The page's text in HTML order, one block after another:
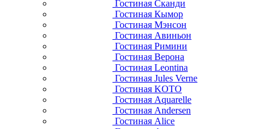
Гостиная Сканди
Гостиная Кымор
Гостиная Мэнсон
Гостиная Авиньон
Гостиная Римини
Гостиная Верона
Гостиная Leontina
Гостиная Jules Verne
Гостиная KOTO
Гостиная Aquarelle
Гостиная Andersen
Гостиная Alice